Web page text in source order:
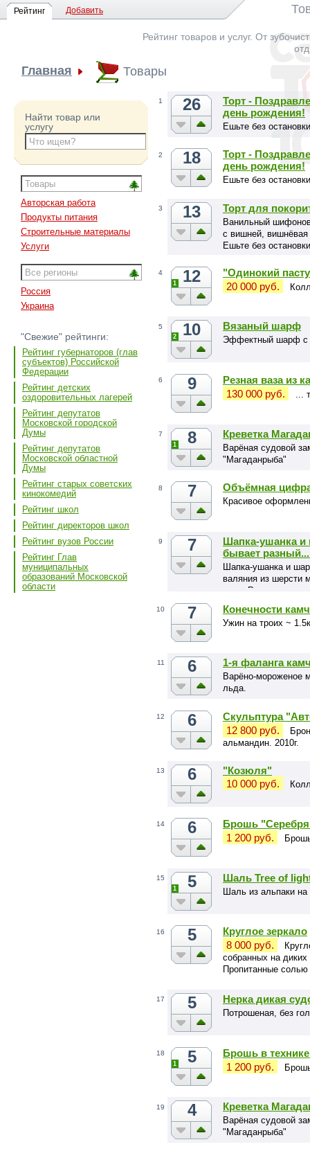
Рейтинг Добавить
Рейтинг товаров и услуг. От
Главная Товары
Найти товар или
услугу
Авторская работа
Продукты питания
Строительные материалы
Услуги
Россия
Украина
"Свежие" рейтинги:
Рейтинг губернаторов (глав
субъектов) Российской
Федерации
Рейтинг детских
оздоровительных лагерей
Рейтинг депутатов
Московской городской
Думы
Рейтинг депутатов
Московской областной
Думы
Рейтинг старых советских
кинокомедий
Рейтинг школ
Рейтинг директоров школ
Рейтинг вузов России
Рейтинг Глав
муниципальных
образований Московской
области
1 26
Торт -
день рождения!
Ешьте без
2 18
Торт -
день рождения!
Ешьте без
3 13 Торт для
Ванильный
с вишней, вишнёвая
Ешьте без
4 12
1
"Одинокий
20 000 руб.
5 10
2
Вязаный шарф
Эффектный шарф с
6 9
Резная ваза из
130 000 руб.
...
7 8
1
Креветка
Варёная судовой
"Магаданрыба"
8 7 Объёмная
Красивое
9 7
Шапка-ушанка
бывает
Шапка-ушанка и
валяния из шерсти
овец. Ручное
10 7 Конечности
Ужин на троих ~
11 6 1-я фаланга
Варёно-мороженое
льда.
12 6
Скульптура
12 800 руб.
альмандин. 2010г.
13 6
"Козюля"
10 000 руб.
14 6
Брошь
1 200 руб.
15 5
1
Шаль Tree of
Шаль из альпаки
16 5
Круглое зеркало
8 000 руб.
собранных на
Пропитанные
17 5 Нерка дикая
Потрошеная, без
18 5
1
Брошь в
1 200 руб.
19 4 Креветка
Варёная судовой
"Магаданрыба"